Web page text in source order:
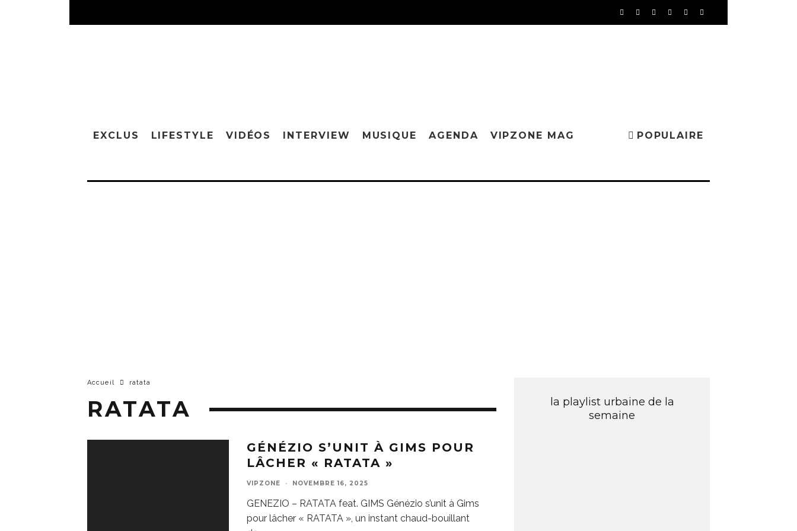
EXCLUS LIFESTYLE VIDÉOS INTERVIEW MUSIQUE AGENDA VIPZONE MAG POPULAIRE
Accueil ratata
RATATA
GÉNÉZIO S’UNIT À GIMS POUR
LÂCHER « RATATA »
VIPZONE · NOVEMBRE 16, 2025
GENEZIO – RATATA feat. GIMS Génézio s’unit à Gims
pour lâcher « RATATA », un instant chaud-bouillant
la playlist urbaine de la
semaine